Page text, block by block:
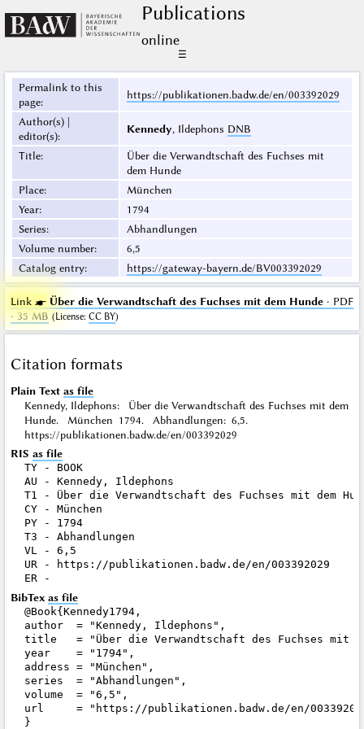
Publications
online
☰
Permalink to this
page:
https://publikationen.badw.de/en/003392029
Author(s) |
editor(s):
Kennedy, Ildephons DNB
Title:
Über die Verwandtschaft des Fuchses mit
dem Hunde
Place:
München
Year:
1794
Series:
Abhandlungen
Volume number:
6,5
Catalog entry: https://gateway-bayern.de/BV003392029
Link ☛ Über die Verwandtschaft des Fuchses mit dem Hunde· PDF
· 35 MB (License: CC BY)
Citation formats
Plain Text as file
Kennedy, Ildephons: Über die Verwandtschaft des Fuchses mit dem
Hunde. München 1794. Abhandlungen: 6,5.
https://publikationen.badw.de/en/003392029
RIS as file
TY - BOOK
AU - Kennedy, Ildephons
T1 - Über die Verwandtschaft des Fuchses mit dem
CY - München
PY - 1794
T3 - Abhandlungen
VL - 6,5
UR - https://publikationen.badw.de/en/003392029
BibTex as file
@Book{Kennedy1794,
author  = "Kennedy, Ildephons",
title   = "Über die Verwandtschaft des Fuchses mit
year    = "1794",
address = "München",
series  = "Abhandlungen",
volume  = "6,5",
url     = "https://publikationen.badw.de/en/